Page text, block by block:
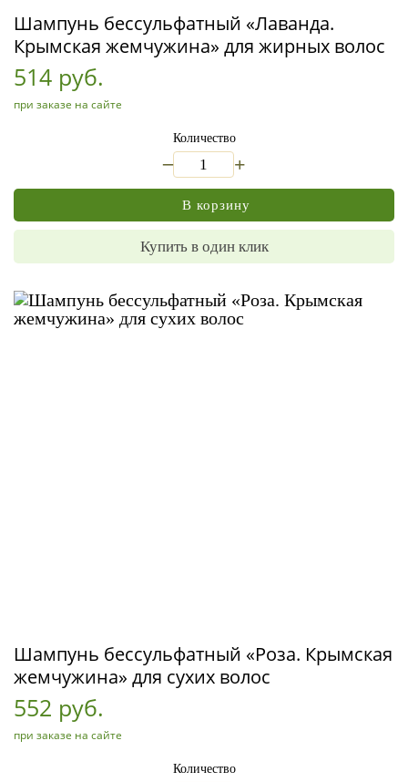
Шампунь бессульфатный «Лаванда.
Крымская жемчужина» для жирных волос
514 руб.
при заказе на сайте
Количество
+
В корзину
Купить в один клик
Шампунь бессульфатный «Роза. Крымская
жемчужина» для сухих волос
552 руб.
при заказе на сайте
Количество